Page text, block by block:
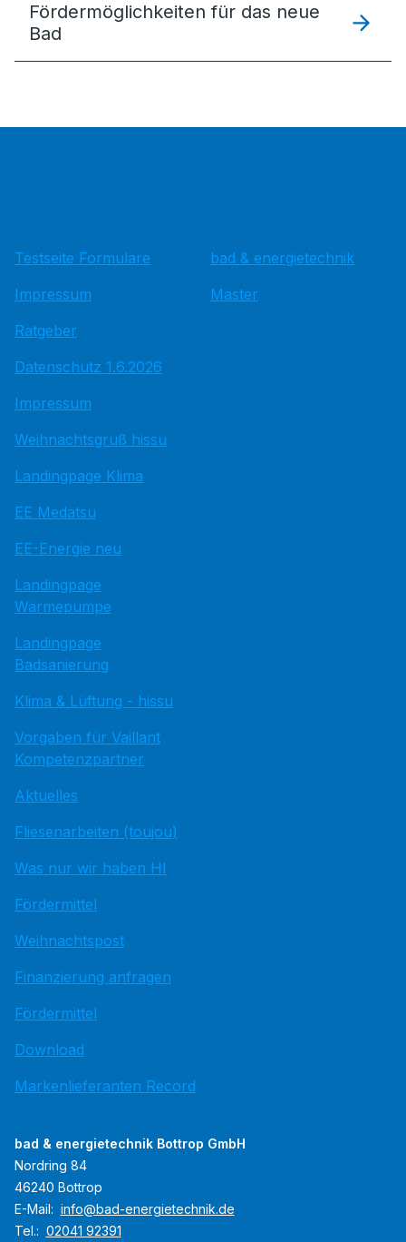
Förder­möglich­keiten für das neue
Bad
Testseite Formulare
Impressum
Ratgeber
Datenschutz 1.6.2026
Impressum
Weihnachtsgruß hissu
Landingpage Klima
EE Medatsu
EE-Energie neu
Landingpage
Wärmepumpe
Landingpage
Badsanierung
Klima & Lüftung - hissu
Vorgaben für Vaillant
Kompetenzpartner
Aktuelles
Fliesenarbeiten (toujou)
Was nur wir haben HI
Fördermittel
Weihnachtspost
Finanzierung anfragen
Fördermittel
Download
Markenlieferanten Record
bad & energietechnik
Master
bad & energietechnik Bottrop GmbH
Nordring 84
46240 Bottrop
E-Mail: info@bad-energietechnik.de
Tel.: 02041 92391